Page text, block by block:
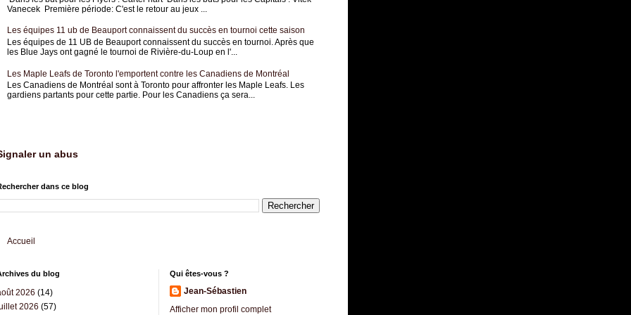
Vanecek Première période: C'est le retour au jeux ...
Les équipes 11 ub de Beauport connaissent du succès en tournoi cette saison
Les équipes de 11 UB de Beauport connaissent du succès en tournoi. Après que
les Blue Jays ont gagné le tournoi de Rivière-du-Loup en l'...
Les Maple Leafs de Toronto l'emportent contre les Canadiens de Montréal
Les Canadiens de Montréal sont à Toronto pour affronter les Maple Leafs. Les
gardiens partants pour cette partie. Pour les Canadiens ça sera...
un abus
dans ce blog
Accueil
du blog
2026 (14)
2026 (57)
Qui êtes-vous ?
Jean-Sébastien
Afficher mon profil complet